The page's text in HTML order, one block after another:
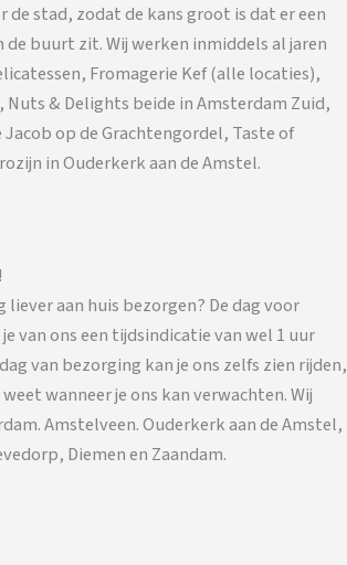
de stad, zodat de kans groot is dat er een
buurt zit. Wij werken inmiddels al jaren
Fromagerie Kef (alle locaties),
Nuts & Delights beide in Amsterdam Zuid,
Jacob op de Grachtengordel, Taste of
in Ouderkerk aan de Amstel.
liever aan huis bezorgen? De dag voor
van ons een tijdsindicatie van wel 1 uur
van bezorging kan je ons zelfs zien rijden,
wanneer je ons kan verwachten. Wij
Amstelveen. Ouderkerk aan de Amstel,
Diemen en Zaandam.